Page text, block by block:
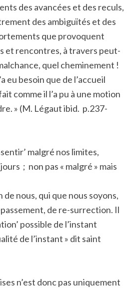
des avancées et des reculs,
des ambiguïtés et des
que provoquent
et rencontres, à travers peut-
quel cheminement !
eu besoin que de l’accueil
comme il l’a pu à une motion
» (M. Légaut ibid. p.237-
malgré nos limites,
; non pas « malgré » mais
de nous, qui que nous soyons,
de re-surrection. Il
possible de l’instant
de l’instant » dit saint
n’est donc pas uniquement